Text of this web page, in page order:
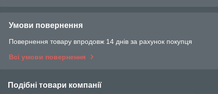
Умови повернення
Повернення товару впродовж 14 днів за рахунок покупця
Всі умови повернення
Подібні товари компанії